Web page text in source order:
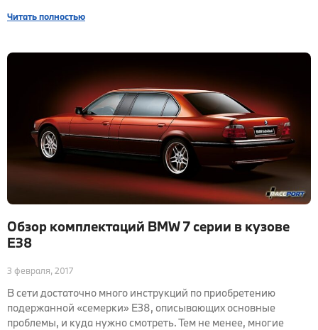
Читать полностью
Обзор комплектаций BMW 7 серии в кузове
E38
3 февраля, 2017
В сети достаточно много инструкций по приобретению
подержанной «семерки» Е38, описывающих основные
проблемы, и куда нужно смотреть. Тем не менее, многие